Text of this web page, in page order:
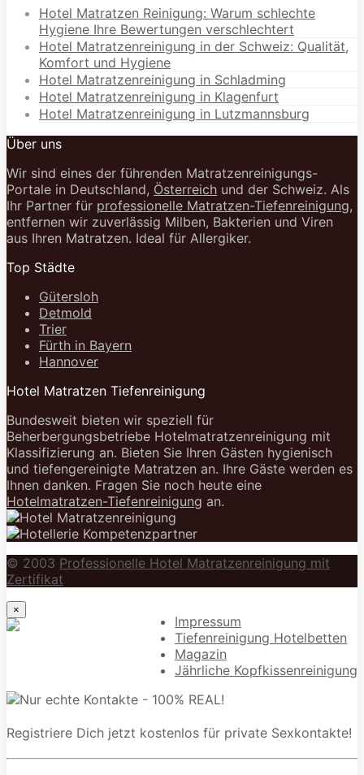
Hotel Matratzen Reinigung: Warum schlechte
Hygiene Ihre Bewertungen verschlechtert
Hotel Matratzenreinigung in der Schweiz: Qualität,
Komfort und Hygiene
Hotel Matratzenreinigung in Schladming
Hotel Matratzenreinigung in Klagenfurt
Hotel Matratzenreinigung in Lutzmannsburg
Über uns
Wir sind eines der führenden Matratzenreinigungs-
Portale in Deutschland, Österreich und der Schweiz. Als
Ihr Partner für professionelle Matratzen-Tiefenreinigung,
entfernen wir zuverlässig Milben, Bakterien und Viren
aus Ihren Matratzen. Ideal für Allergiker.
Top Städte
Gütersloh
Detmold
Trier
Fürth in Bayern
Hannover
Hotel Matratzen Tiefenreinigung
Bundesweit bieten wir speziell für
Beherbergungsbetriebe Hotelmatratzenreinigung mit
Klassifizierung an. Bieten Sie Ihren Gästen hygienisch
und tiefengereinigte Matratzen an. Ihre Gäste werden es
Ihnen danken. Fragen Sie noch heute eine
Hotelmatratzen-Tiefenreinigung an.
© 2003 Professionelle Hotel Matratzenreinigung mit
Zertifikat
Impressum
Tiefenreinigung Hotelbetten
Magazin
Jährliche Kopfkissenreinigung
×
Registriere Dich jetzt kostenlos für private Sexkontakte!